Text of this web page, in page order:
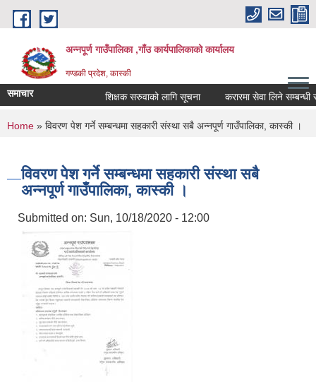
Skip to main content
अन्नपूर्ण गाउँपालिका ,गाँउ कार्यपालिकाको कार्यालय
गण्डकी प्रदेश, कास्की
समाचार शिक्षक सरुवाको लागि सूचना करारमा सेवा लिने सम्बन्धी
You are here
Home » विवरण पेश गर्ने सम्बन्धमा सहकारी संस्था सबै अन्नपूर्ण गाउँपालिका, कास्की ।
विवरण पेश गर्ने सम्बन्धमा सहकारी संस्था सबै
अन्नपूर्ण गाउँपालिका, कास्की ।
Submitted on: Sun, 10/18/2020 - 12:00